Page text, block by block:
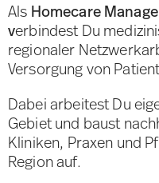
Als Homecare
verbindest Du
regionaler
Versorgung von
Dabei arbeitest Du
Gebiet und baust
Kliniken, Praxen und
Region auf.